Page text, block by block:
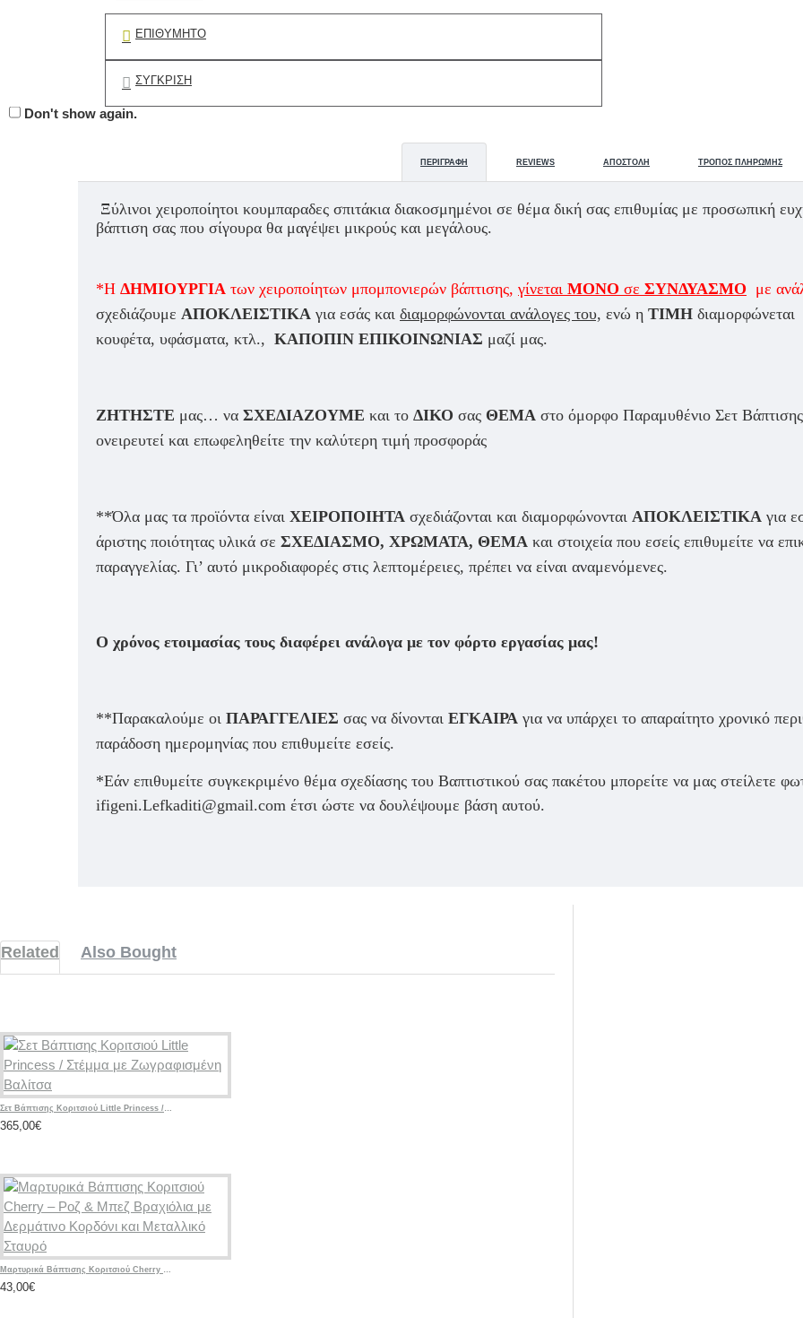
Don't show again.
ΕΠΙΘΥΜΗΤΌ
ΣΎΓΚΡΙΣΗ
ΠΕΡΙΓΡΑΦΉ REVIEWS ΑΠΟΣΤΟΛΉ ΤΡΌΠΟΣ ΠΛΗΡΩΜΉΣ
Ξύλινοι χειροποίητοι κουμπαραδες σπιτάκια διακοσμημένοι σε θέμα δική σας επιθυμίας με προσωπική
βάπτιση σας που σίγουρα θα μαγέψει μικρούς και μεγάλους.
*Η ΔΗΜΙΟΥΡΓΙΑ των χειροποίητων μπομπονιερών βάπτισης, γίνεται ΜΟΝΟ σε ΣΥΝΔΥΑΣΜΟ με
σχεδιάζουμε ΑΠΟΚΛΕΙΣΤΙΚΑ για εσάς και διαμορφώνονται ανάλογες του, ενώ η ΤΙΜΗ διαμορφώνεται
κουφέτα, υφάσματα, κτλ., ΚΑΠΟΠΙΝ ΕΠΙΚΟΙΝΩΝΙΑΣ μαζί μας.
ΖΗΤΗΣΤΕ μας… να ΣΧΕΔΙΑΖΟΥΜΕ και το ΔΙΚΟ σας ΘΕΜΑ στο όμορφο Παραμυθένιο Σετ
ονειρευτεί και επωφεληθείτε την καλύτερη τιμή προσφοράς
**Όλα μας τα προϊόντα είναι ΧΕΙΡΟΠΟΙΗΤΑ σχεδιάζονται και διαμορφώνονται ΑΠΟΚΛΕΙΣΤΙΚΑ για
άριστης ποιότητας υλικά σε ΣΧΕΔΙΑΣΜΟ, ΧΡΩΜΑΤΑ, ΘΕΜΑ και στοιχεία που εσείς επιθυμείτε να
παραγγελίας. Γι’ αυτό μικροδιαφορές στις λεπτομέρειες, πρέπει να είναι αναμενόμενες.
Ο χρόνος ετοιμασίας τους διαφέρει ανάλογα με τον φόρτο εργασίας μας!
**Παρακαλούμε οι ΠΑΡΑΓΓΕΛΙΕΣ σας να δίνονται ΕΓΚΑΙΡΑ για να υπάρχει το απαραίτητο χρονικό
παράδοση ημερομηνίας που επιθυμείτε εσείς.
*Εάν επιθυμείτε συγκεκριμένο θέμα σχεδίασης του Βαπτιστικού σας πακέτου μπορείτε να μας στείλετε
ifigeni.Lefkaditi@gmail.com έτσι ώστε να δουλέψουμε βάση αυτού.
Related Also Bought
365,00€
43,00€